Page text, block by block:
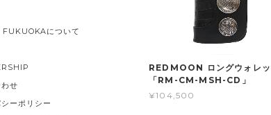
REDMOON ロングウォレッ
「RM-CM-MSH-CD」
¥104,500
について
せ
ーポリシー